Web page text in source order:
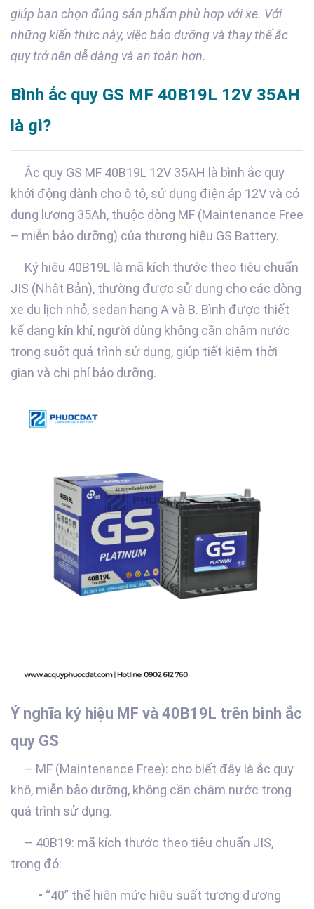
giúp bạn chọn đúng sản phẩm phù hợp với xe. Với
những kiến thức này, việc bảo dưỡng và thay thế ắc
quy trở nên dễ dàng và an toàn hơn.
Bình ắc quy GS MF 40B19L 12V 35AH
là gì?
Ắc quy GS MF 40B19L 12V 35AH là bình ắc quy
khởi động dành cho ô tô, sử dụng điện áp 12V và có
dung lượng 35Ah, thuộc dòng MF (Maintenance Free
– miễn bảo dưỡng) của thương hiệu GS Battery.
Ký hiệu 40B19L là mã kích thước theo tiêu chuẩn
JIS (Nhật Bản), thường được sử dụng cho các dòng
xe du lịch nhỏ, sedan hạng A và B. Bình được thiết
kế dạng kín khí, người dùng không cần châm nước
trong suốt quá trình sử dụng, giúp tiết kiệm thời
gian và chi phí bảo dưỡng.
Ý nghĩa ký hiệu MF và 40B19L trên bình ắc
quy GS
– MF (Maintenance Free): cho biết đây là ắc quy
khô, miễn bảo dưỡng, không cần châm nước trong
quá trình sử dụng.
– 40B19: mã kích thước theo tiêu chuẩn JIS,
trong đó:
• “40” thể hiện mức hiệu suất tương đương